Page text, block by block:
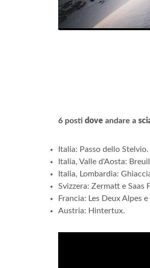
6 posti dove andare a
Italia: Passo dello Stelvio.
Italia, Valle d'Aosta:
Italia, Lombardia:
Svizzera: Zermatt e Saas
Francia: Les Deux Alpes e
Austria: Hintertux.